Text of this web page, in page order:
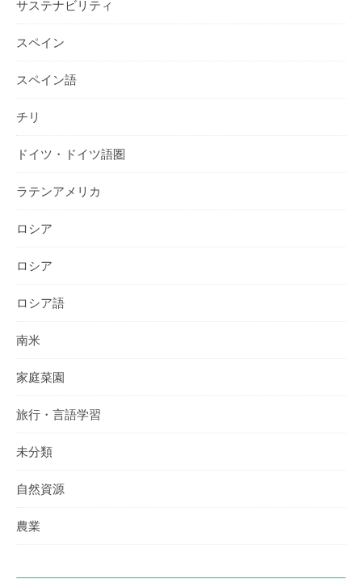
サステナビリティ
スペイン
スペイン語
チリ
ドイツ・ドイツ語圏
ラテンアメリカ
ロシア
ロシア
ロシア語
南米
家庭菜園
旅行・言語学習
未分類
自然資源
農業